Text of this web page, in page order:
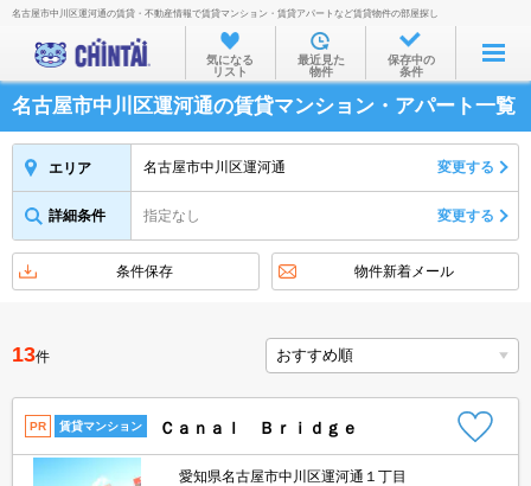
お部屋を探す
沿線・駅から
住所から
家賃相場から
物件特集から
不動産会社から
TOP
名古屋市中川区運河通の賃貸・不動産情報で賃貸マンション・賃貸アパートなど賃貸物件の部屋探し
気になる
リスト
最近見た
物件
保存中の
条件
名古屋市中川区運河通の賃貸マンション・アパート一覧
エリア 名古屋市中川区運河通 変更する
詳細条件 指定なし 変更する
条件保存 物件新着メール
13件
PR 賃貸マンション Ｃａｎａｌ Ｂｒｉｄｇｅ
愛知県名古屋市中川区運河通１丁目